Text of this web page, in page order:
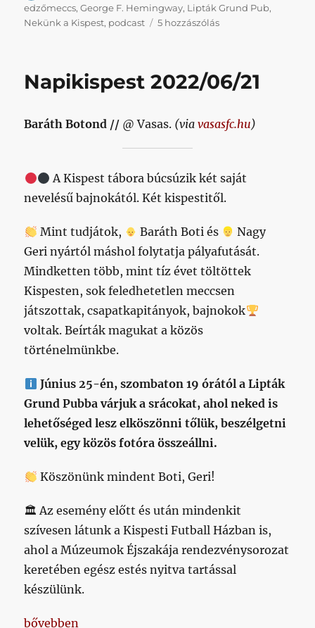
edzőmeccs,George F. Hemingway, Lipták Grund Pub,
Nekünk a Kispest, podcast 5 hozzászólásEdzőmeccsek,
bejegyzéshez
Napikispest 2022/06/21
Baráth Botond // @ Vasas. (viavasasfc.hu)
A Kispest tábora búcsúzik két saját
nevelésű bajnokától. Két kispestitől.
Mint tudjátok, Baráth Boti és
Nagy
Geri nyártól máshol folytatja pályafutását.
Mindketten több, mint tíz évet töltöttek
Kispesten, sok feledhetetlen meccsen
játszottak, csapatkapitányok, bajnokok
voltak. Beírták magukat a közös
történelmünkbe.
Június 25-én, szombaton 19 órától a Lipták
Grund Pubba várjuk a srácokat, ahol neked is
lehetőséged lesz elköszönni tőlük, beszélgetni
velük, egy közös fotóra összeállni.
Köszönünk mindent Boti, Geri!
🏛 Az esemény előtt és után mindenkit
szívesen látunk a Kispesti Futball Házban is,
ahol a Múzeumok Éjszakája rendezvénysorozat
keretében egész estés nyitva tartással
készülünk.
„Napikispest 2022/06/21”
bővebben